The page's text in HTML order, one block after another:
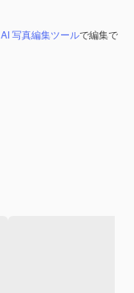
AI 写真編集ツールで編集で